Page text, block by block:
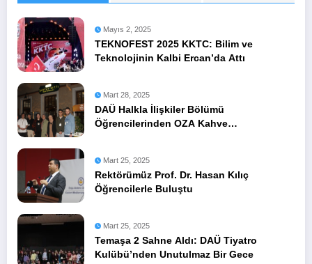
Mayıs 2, 2025
TEKNOFEST 2025 KKTC: Bilim ve
Teknolojinin Kalbi Ercan’da Attı
Mart 28, 2025
DAÜ Halkla İlişkiler Bölümü
Öğrencilerinden OZA Kahve
Mart 25, 2025
Rektörümüz Prof. Dr. Hasan Kılıç
Öğrencilerle Buluştu
Mart 25, 2025
Temaşa 2 Sahne Aldı: DAÜ Tiyatro
Kulübü’nden Unutulmaz Bir Gece